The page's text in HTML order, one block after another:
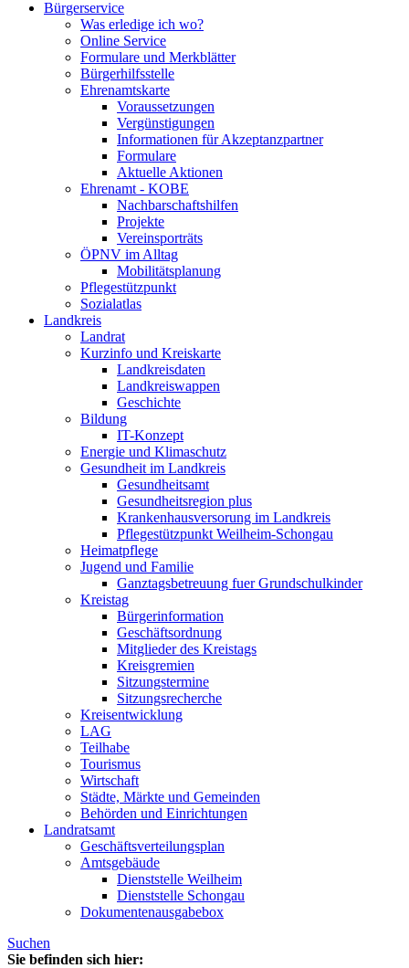
Bürgerservice
Was erledige ich wo?
Online Service
Formulare und Merkblätter
Bürgerhilfsstelle
Ehrenamtskarte
Voraussetzungen
Vergünstigungen
Informationen für Akzeptanzpartner
Formulare
Aktuelle Aktionen
Ehrenamt - KOBE
Nachbarschaftshilfen
Projekte
Vereinsporträts
ÖPNV im Alltag
Mobilitätsplanung
Pflegestützpunkt
Sozialatlas
Landkreis
Landrat
Kurzinfo und Kreiskarte
Landkreisdaten
Landkreiswappen
Geschichte
Bildung
IT-Konzept
Energie und Klimaschutz
Gesundheit im Landkreis
Gesundheitsamt
Gesundheitsregion plus
Krankenhausversorung im Landkreis
Pflegestützpunkt Weilheim-Schongau
Heimatpflege
Jugend und Familie
Ganztagsbetreuung fuer Grundschulkinder
Kreistag
Bürgerinformation
Geschäftsordnung
Mitglieder des Kreistags
Kreisgremien
Sitzungstermine
Sitzungsrecherche
Kreisentwicklung
LAG
Teilhabe
Tourismus
Wirtschaft
Städte, Märkte und Gemeinden
Behörden und Einrichtungen
Landratsamt
Geschäftsverteilungsplan
Amtsgebäude
Dienststelle Weilheim
Dienststelle Schongau
Dokumentenausgabebox
Suchen
Sie befinden sich hier: